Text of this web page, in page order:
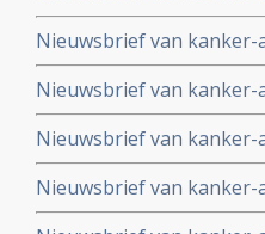
Nieuwsbrief van kanker-
Nieuwsbrief van kanker-
Nieuwsbrief van kanker-
Nieuwsbrief van kanker-